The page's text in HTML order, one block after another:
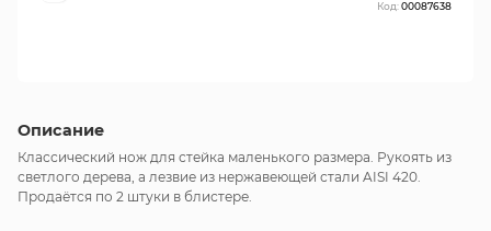
Описание
Классический нож для стейка маленького размера. Рукоять из
светлого дерева, а лезвие из нержавеющей стали AISI 420.
Продаётся по 2 штуки в блистере.
Код:00087638